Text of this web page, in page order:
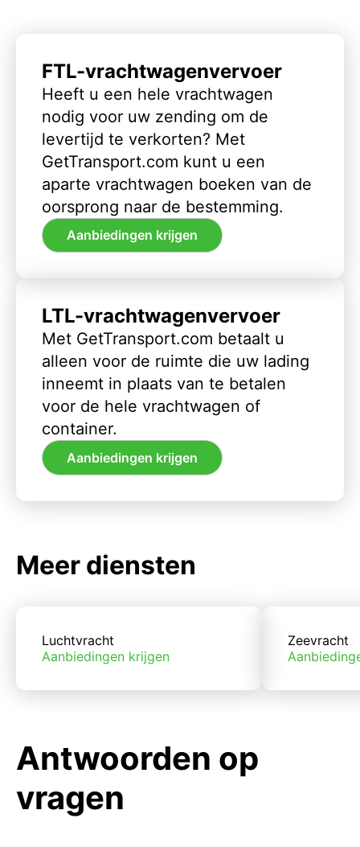
FTL-vrachtwagenvervoer
Heeft u een hele vrachtwagen
nodig voor uw zending om de
levertijd te verkorten? Met
GetTransport.com kunt u een
aparte vrachtwagen boeken van de
oorsprong naar de bestemming.
Aanbiedingen krijgen
LTL-vrachtwagenvervoer
Met GetTransport.com betaalt u
alleen voor de ruimte die uw lading
inneemt in plaats van te betalen
voor de hele vrachtwagen of
container.
Aanbiedingen krijgen
Meer diensten
Luchtvracht
Aanbiedingen krijgen
Zeevracht
Antwoorden op
vragen